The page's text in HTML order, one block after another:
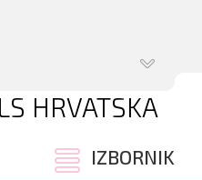
HRVATSKA
IZBORNIK